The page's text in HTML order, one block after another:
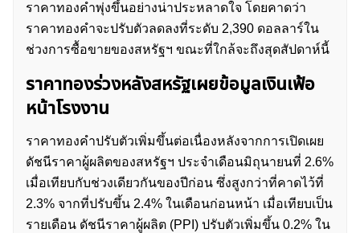
ราคาทองคำพุ่งขึ้นอย่างน่าประหลาดใจ โดยคาดว่า
ราคาทองคำจะปรับตัวลดลงที่ระดับ 2,390 ดอลลาร์ใน
ช่วงการซื้อขายของสหรัฐฯ ขณะที่ใกล้จะถึงสุดสัปดาห์นี้
ราคาทองร่วงหลังสหรัฐเผยข้อมูลเงินเฟ้อ
หน้าโรงงาน
ราคาทองคำปรับตัวเพิ่มขึ้นต่อเนื่องหลังจากการเปิดเผย
ดัชนีราคาผู้ผลิตของสหรัฐฯ ประจำเดือนมิถุนายนที่ 2.6%
เมื่อเทียบกับช่วงเดียวกันของปีก่อน ซึ่งสูงกว่าที่คาดไว้ที่
2.3% จากที่ปรับขึ้น 2.4% ในเดือนก่อนหน้า เมื่อเทียบเป็น
รายเดือน ดัชนีราคาผู้ผลิต (PPI) ปรับตัวเพิ่มขึ้น 0.2% ใน